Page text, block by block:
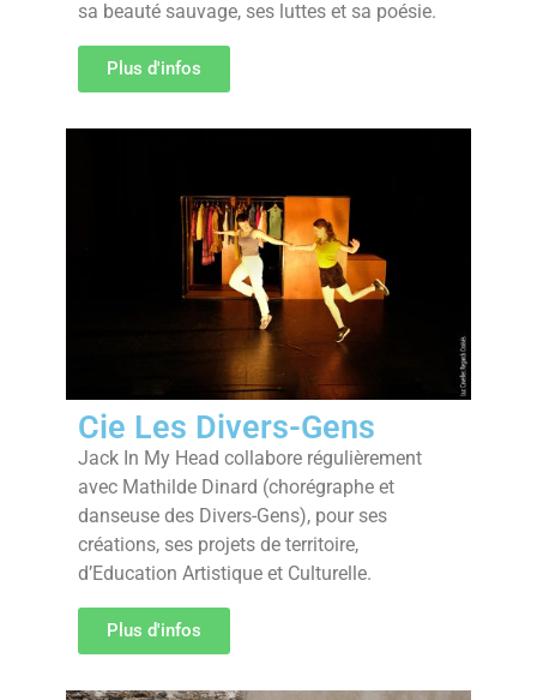
sa beauté sauvage, ses luttes et sa poésie.
Plus d'infos
Cie Les Divers-Gens
Jack In My Head collabore régulièrement
avec Mathilde Dinard (chorégraphe et
danseuse des Divers-Gens), pour ses
créations, ses projets de territoire,
d’Education Artistique et Culturelle.
Plus d'infos